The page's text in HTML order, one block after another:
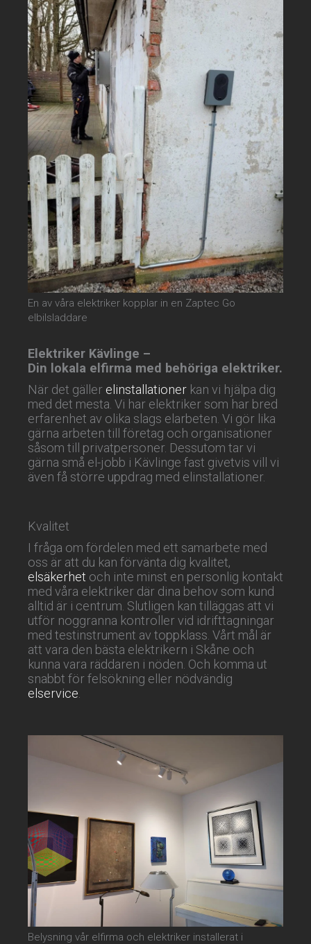
En av våra elektriker kopplar in en Zaptec Go
elbilsladdare
Elektriker Kävlinge –
Din lokala elfirma med behöriga elektriker.
När det gäller elinstallationer kan vi hjälpa dig
med det mesta. Vi har elektriker som har bred
erfarenhet av olika slags elarbeten. Vi gör lika
gärna arbeten till företag och organisationer
såsom till privatpersoner. Dessutom tar vi
gärna små el-jobb i Kävlinge fast givetvis vill vi
även få större uppdrag med elinstallationer.
Kvalitet
I fråga om fördelen med ett samarbete med
oss är att du kan förvänta dig kvalitet,
elsäkerhet och inte minst en personlig kontakt
med våra elektriker där dina behov som kund
alltid är i centrum. Slutligen kan tilläggas att vi
utför noggranna kontroller vid idrifttagningar
med testinstrument av toppklass. Vårt mål är
att vara den bästa elektrikern i Skåne och
kunna vara räddaren i nöden. Och komma ut
snabbt för felsökning eller nödvändig
elservice
Belysning vår elfirma och elektriker installerat i